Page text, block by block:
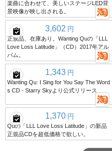
楽曲に合わせて、美しいステージLED背
景映像が映し出される。
3,602 円
正規品、在庫あり。Wanting Quの「LLL
Love Loss Latitude」（CD）2017年アル
バム。
1,343 円
Wanting Qu: I Sing for You Say The Word
s CD - Starry Skyより公式リリース
1,370 円
Quの「LLL Love Loss Latitude」の新品
正規品CDを超低価格で欲しい。